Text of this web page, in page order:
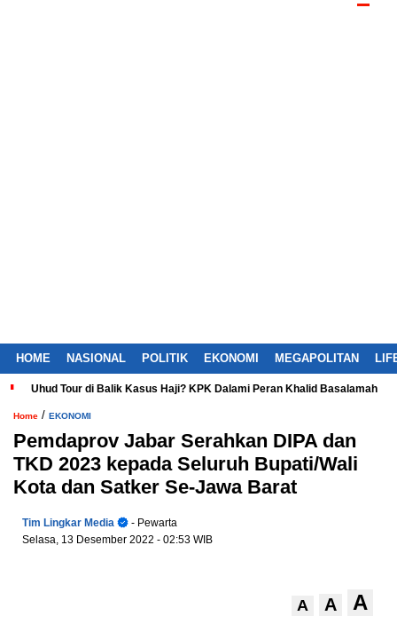
HOME NASIONAL POLITIK EKONOMI MEGAPOLITAN
Uhud Tour di Balik Kasus Haji? KPK Dalami Peran Khalid Basalamah
Home / EKONOMI
Pemdaprov Jabar Serahkan DIPA dan
TKD 2023 kepada Seluruh Bupati/Wali
Kota dan Satker Se-Jawa Barat
Tim Lingkar Media
- Pewarta
Selasa, 13 Desember 2022 - 02:53 WIB
A A A